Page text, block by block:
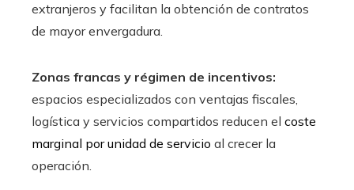
extranjeros y facilitan la obtención de contratos
de mayor envergadura.
Zonas francas y régimen de incentivos:
espacios especializados con ventajas fiscales,
logística y servicios compartidos reducen el coste
marginal por unidad de servicio al crecer la
operación.